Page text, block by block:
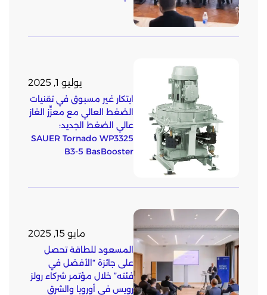
يوليو 1, 2025
ابتكار غير مسبوق في تقنيات
الضغط العالي مع معزِّز الغاز
عالي الضغط الجديد:
SAUER Tornado WP3325
B3-5 BasBooster
مايو 15, 2025
المسعود للطاقة تحصل
على جائزة “الأفضل في
فئته” خلال مؤتمر شركاء رولز
رويس في أوروبا والشرق